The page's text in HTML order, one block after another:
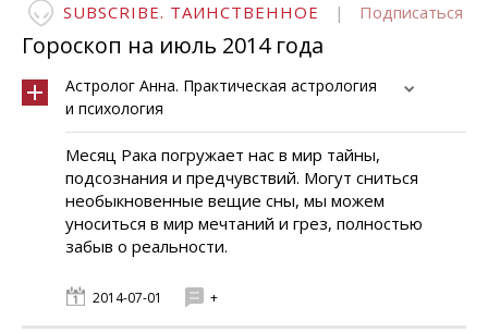
SUBSCRIBE. ТАИНСТВЕННОЕ | Подписаться
Гороскоп на июль 2014 года
Астролог Анна. Практическая астрология
и психология
Месяц Рака погружает нас в мир тайны,
подсознания и предчувствий. Могут сниться
необыкновенные вещие сны, мы можем
уноситься в мир мечтаний и грез, полностью
забыв о реальности.
2014-07-01 +